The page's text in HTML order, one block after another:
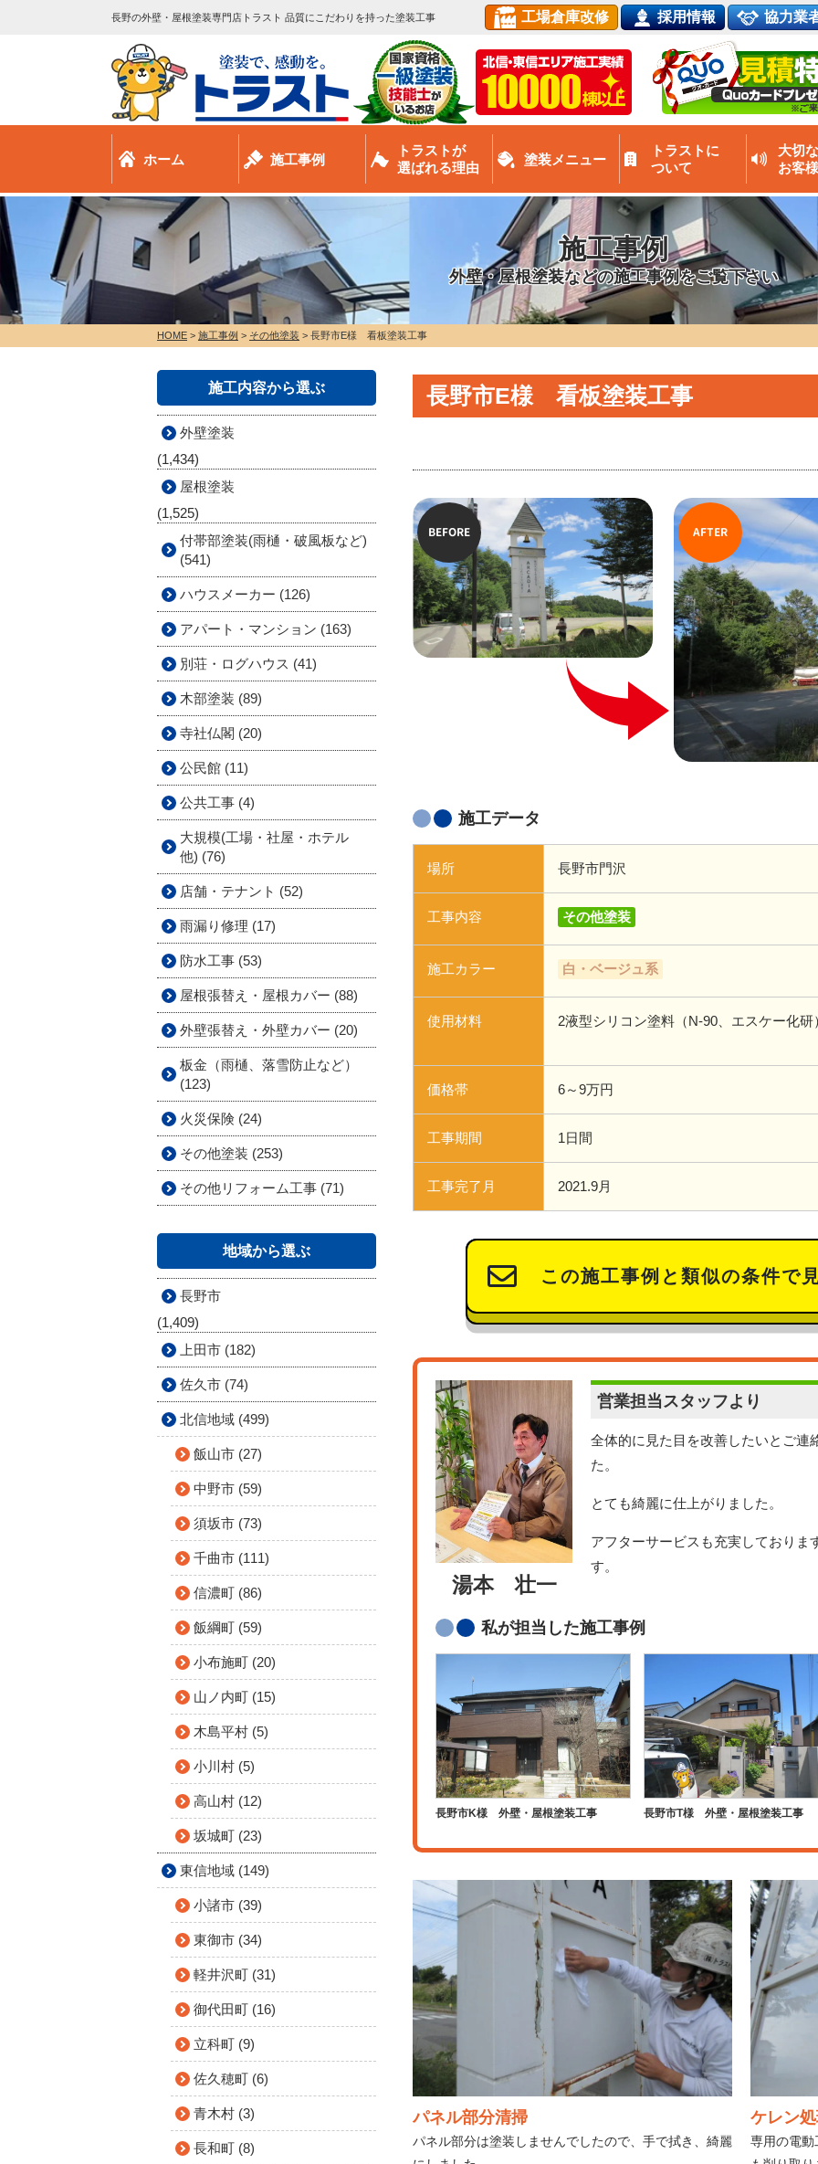
長野の外壁・屋根塗装専門店トラスト 品質にこだわりを持った塗装工事 工場倉庫改修 採用情報 協力業
ホーム 施工事例
トラストが
選ばれる理由
塗装メニュー
トラストに
ついて
大切な
お客
施工事例
外壁・屋根塗装などの施工事例をご覧下さい
HOME > 施工事例 > その他塗装 > 長野市E様 看板塗装工事
長野市E様 看板塗装工事
AFTER
BEFORE
施工データ
場所 長野市門沢
工事内容 その他塗装
施工カラー 白・ベージュ系
使用材料 2液型シリコン塗料（N-90、エスケー化研
価格帯 6～9万円
工事期間 1日間
工事完了月 2021.9月
この施工事例と類似の条件で
湯本 壮一
営業担当スタッフより
全体的に見た目を改善したいとご連
た。
とても綺麗に仕上がりました。
アフターサービスも充実しておりま
す。
私が担当した施工事例
長野市K様 外壁・屋根塗装工事 長野市T様 外壁・屋根塗装工事
パネル部分清掃
パネル部分は塗装しませんでしたので、手で拭き、綺麗
ケレン
専用の電動
施工内容から選ぶ
外壁塗装
(1,434)
屋根塗装
(1,525)
付帯部塗装(雨樋・破風板など)
(541)
ハウスメーカー (126)
アパート・マンション (163)
別荘・ログハウス (41)
木部塗装 (89)
寺社仏閣 (20)
公民館 (11)
公共工事 (4)
大規模(工場・社屋・ホテル
他) (76)
店舗・テナント (52)
雨漏り修理 (17)
防水工事 (53)
屋根張替え・屋根カバー (88)
外壁張替え・外壁カバー (20)
板金（雨樋、落雪防止など）
(123)
火災保険 (24)
その他塗装 (253)
その他リフォーム工事 (71)
地域から選ぶ
長野市
(1,409)
上田市 (182)
佐久市 (74)
北信地域 (499)
飯山市 (27)
中野市 (59)
須坂市 (73)
千曲市 (111)
信濃町 (86)
飯綱町 (59)
小布施町 (20)
山ノ内町 (15)
木島平村 (5)
小川村 (5)
高山村 (12)
坂城町 (23)
東信地域 (149)
小諸市 (39)
東御市 (34)
軽井沢町 (31)
御代田町 (16)
立科町 (9)
佐久穂町 (6)
青木村 (3)
長和町 (8)